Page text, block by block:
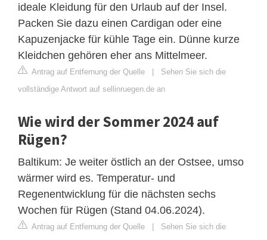
ideale Kleidung für den Urlaub auf der Insel.
Packen Sie dazu einen Cardigan oder eine
Kapuzenjacke für kühle Tage ein. Dünne kurze
Kleidchen gehören eher ans Mittelmeer.
Antrag auf Entfernung der Quelle | Sehen Sie sich die
vollständige Antwort auf sellinruegen.de an
Wie wird der Sommer 2024 auf
Rügen?
Baltikum: Je weiter östlich an der Ostsee, umso
wärmer wird es. Temperatur- und
Regenentwicklung für die nächsten sechs
Wochen für Rügen (Stand 04.06.2024).
Antrag auf Entfernung der Quelle | Sehen Sie sich die